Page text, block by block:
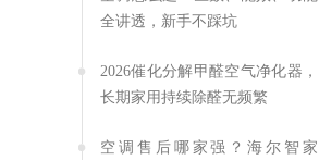
全讲透，新手不踩坑
2026催化分解甲醛空气净化器，
长期家用持续除醛无频繁
空调售后哪家强？海尔智家